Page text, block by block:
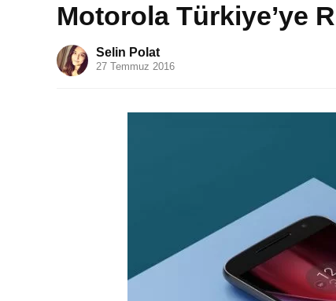
Motorola Türkiye’ye
Selin Polat
27 Temmuz 2016